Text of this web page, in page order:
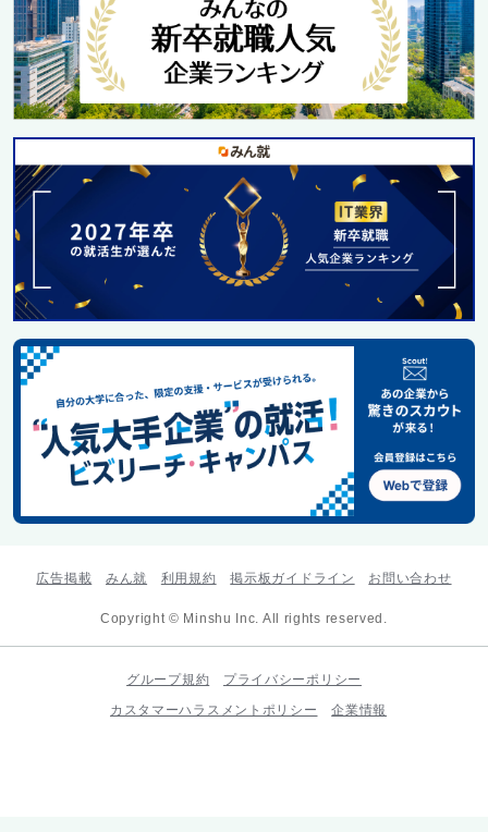
広告掲載 みん就 利用規約 掲示板ガイドライン お問い合わせ
Copyright © Minshu Inc. All rights reserved.
グループ規約
プライバシーポリシー
カスタマーハラスメントポリシー
企業情報